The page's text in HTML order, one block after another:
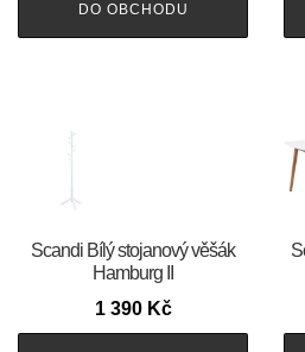
DO OBCHODU
Scandi Bílý stojanový věšák
Hamburg II
1 390 Kč